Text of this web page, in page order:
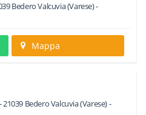
Bedero Valcuvia(Varese) -
Mappa
21039 Bedero Valcuvia(Varese) -